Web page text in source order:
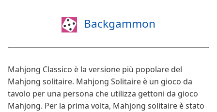
Backgammon
Mahjong Classico è la versione più popolare del
Mahjong solitaire. Mahjong Solitaire è un gioco da
tavolo per una persona che utilizza gettoni da gioco
Mahjong. Per la prima volta, Mahjong solitaire è stato